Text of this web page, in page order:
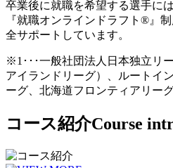
卒業後に就職を希望する選手に
『就職オンラインドラフト®』
全サポートしています。
※1･･･一般社団法人日本独立リ
アイランドリーグ）、ルートイ
ーグ、北海道フロンティアリーグ
コース紹介Course